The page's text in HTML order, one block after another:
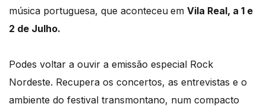
música portuguesa, que aconteceu em Vila Real, a 1 e
2 de Julho.
Podes voltar a ouvir a emissão especial Rock
Nordeste. Recupera os concertos, as entrevistas e o
ambiente do festival transmontano, num compacto